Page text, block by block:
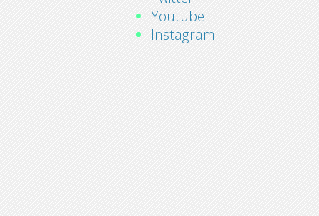
Youtube
Instagram